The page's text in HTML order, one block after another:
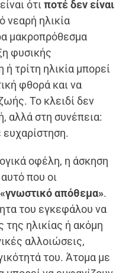
ότιποτέ δεν είναι
νεαρή ηλικία
μακροπρόθεσμα
φυσικής
τρίτη ηλικία μπορεί
φθορά και να
Το κλειδί δεν
αλλά στη συνέπεια:
ευχαρίστηση.
οφέλη, η άσκηση
που οι
«γνωστικό απόθεμα».
του εγκεφάλου να
της ηλικίας ή ακόμη
αλλοιώσεις,
του. Άτομα με